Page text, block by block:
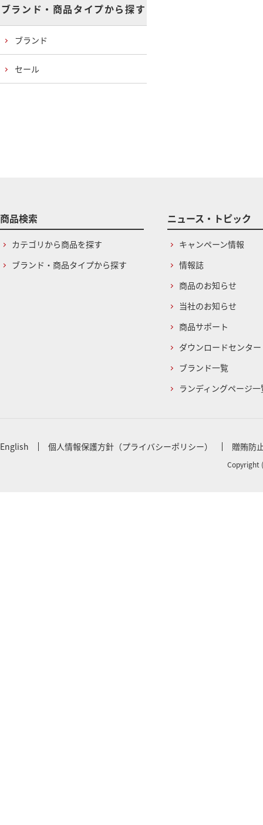
ブランド・商品タイプから探す
ブランド
セール
商品検索
カテゴリから商品を探す
ブランド・商品タイプから探す
ニュース・トピック
キャンペーン情報
情報誌
商品のお知らせ
当社のお知らせ
商品サポート
ダウンロードセンター
ブランド一覧
ランディングページ一
English 個人情報保護方針（プライバシーポリシー） 贈賄防
Copyright